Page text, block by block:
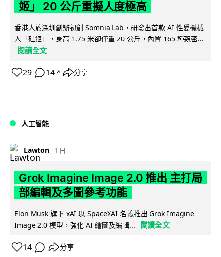
姬」 20 公斤重擬人度極高
香港人於深圳創辦初創 Somnia Lab，研發出首款 AI 性愛機械
人「硅姬」，身高 1.75 米卻僅重 20 公斤，內置 165 種親密...
閱讀全文
29 14 ↗ 分享
人工智能
Lawton 1 日
Grok Imagine Image 2.0 推出 主打局
部編輯及多圖參考功能
Elon Musk 旗下 xAI 以 SpaceXAI 名義推出 Grok Imagine
Image 2.0 模型，強化 AI 繪圖及編輯...
閱讀全文
14 分享